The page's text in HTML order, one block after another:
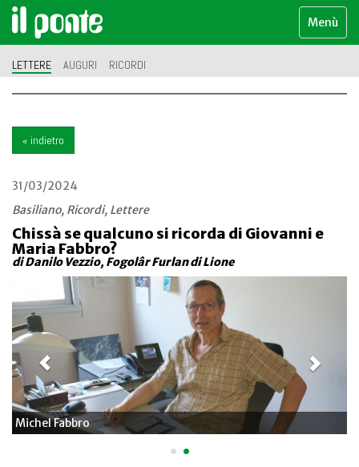
Menù
LETTERE AUGURI RICORDI
« indietro
31/03/2024
Basiliano, Ricordi, Lettere
Chissà se qualcuno si ricorda di Giovanni e
Maria Fabbro?
di Danilo Vezzio, Fogolâr Furlan di Lione
Michel Fabbro
• •